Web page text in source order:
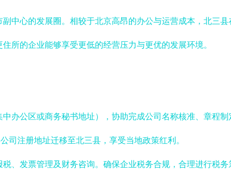
中心的发展圈。相较于北京高昂的办公与运营成本，北三
所的企业能够享受更低的经营压力与更优的发展环境。
办公区或商务秘书地址），协助完成公司名称核准、章程
司注册地址迁移至北三县，享受当地政策红利。
、发票管理及财务咨询。确保企业税务合规，合理进行税